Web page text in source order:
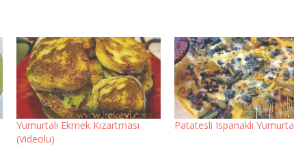
Yumurtalı Ekmek Kızartması
(Videolu)
Patatesli Ispanaklı Yumurta